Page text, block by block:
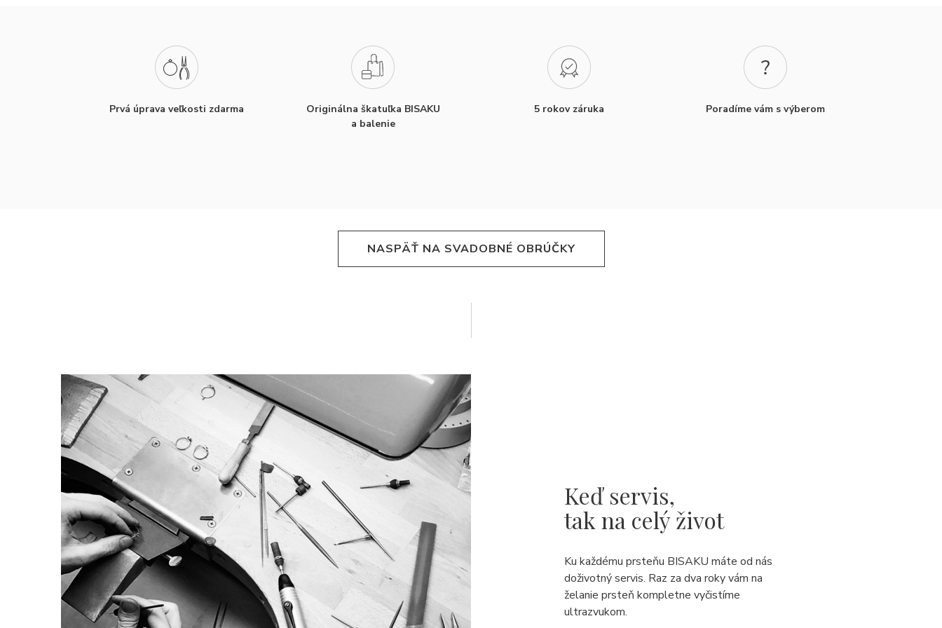
Prvá úprava veľkosti zdarma
Originálna škatuľka BISAKU
a balenie
5 rokov záruka Poradíme vám s výberom
NASPÄŤ NA SVADOBNÉ OBRÚČKY
Keď servis,
tak na celý život
Ku každému prsteňu BISAKU máte od nás
doživotný servis. Raz za dva roky vám na
želanie prsteň kompletne vyčistíme
ultrazvukom.